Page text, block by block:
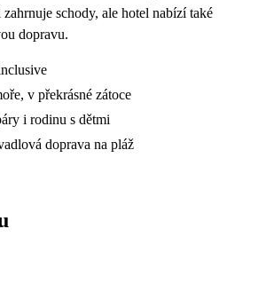
schody, ale hotel nabízí také
dopravu.
v překrásné zátoce
i rodinu s dětmi
doprava na pláž